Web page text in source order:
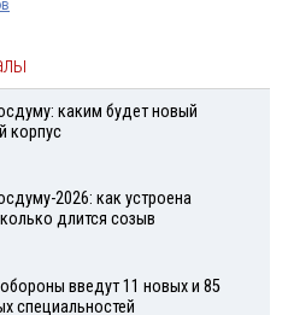
каким будет новый
корпус
2026: как устроена
длится созыв
введут 11 новых и 85
специальностей